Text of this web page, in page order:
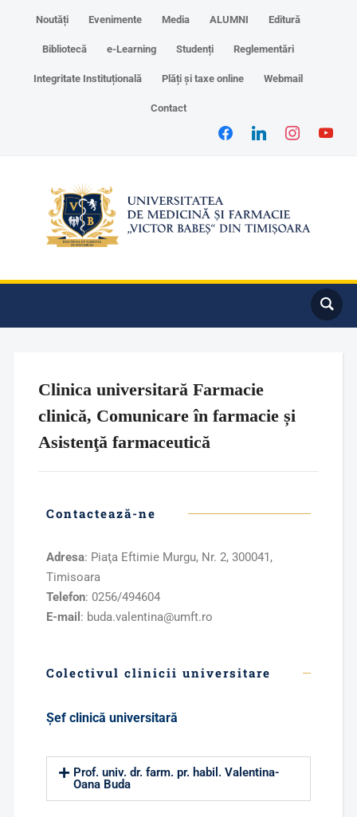
Noutăți Evenimente Media ALUMNI Editură
Bibliotecă e-Learning Studenți Reglementări
Integritate Instituțională Plăți și taxe online Webmail
Contact
Clinica universitară Farmacie
clinică, Comunicare în farmacie și
Asistenţă farmaceutică
Contactează-ne
Adresa: Piaţa Eftimie Murgu, Nr. 2, 300041,
Timisoara
Telefon: 0256/494604
E-mail : buda.valentina@umft.ro
Colectivul clinicii universitare
Şef clinică universitară
Prof. univ. dr. farm. pr. habil. Valentina-
Oana Buda